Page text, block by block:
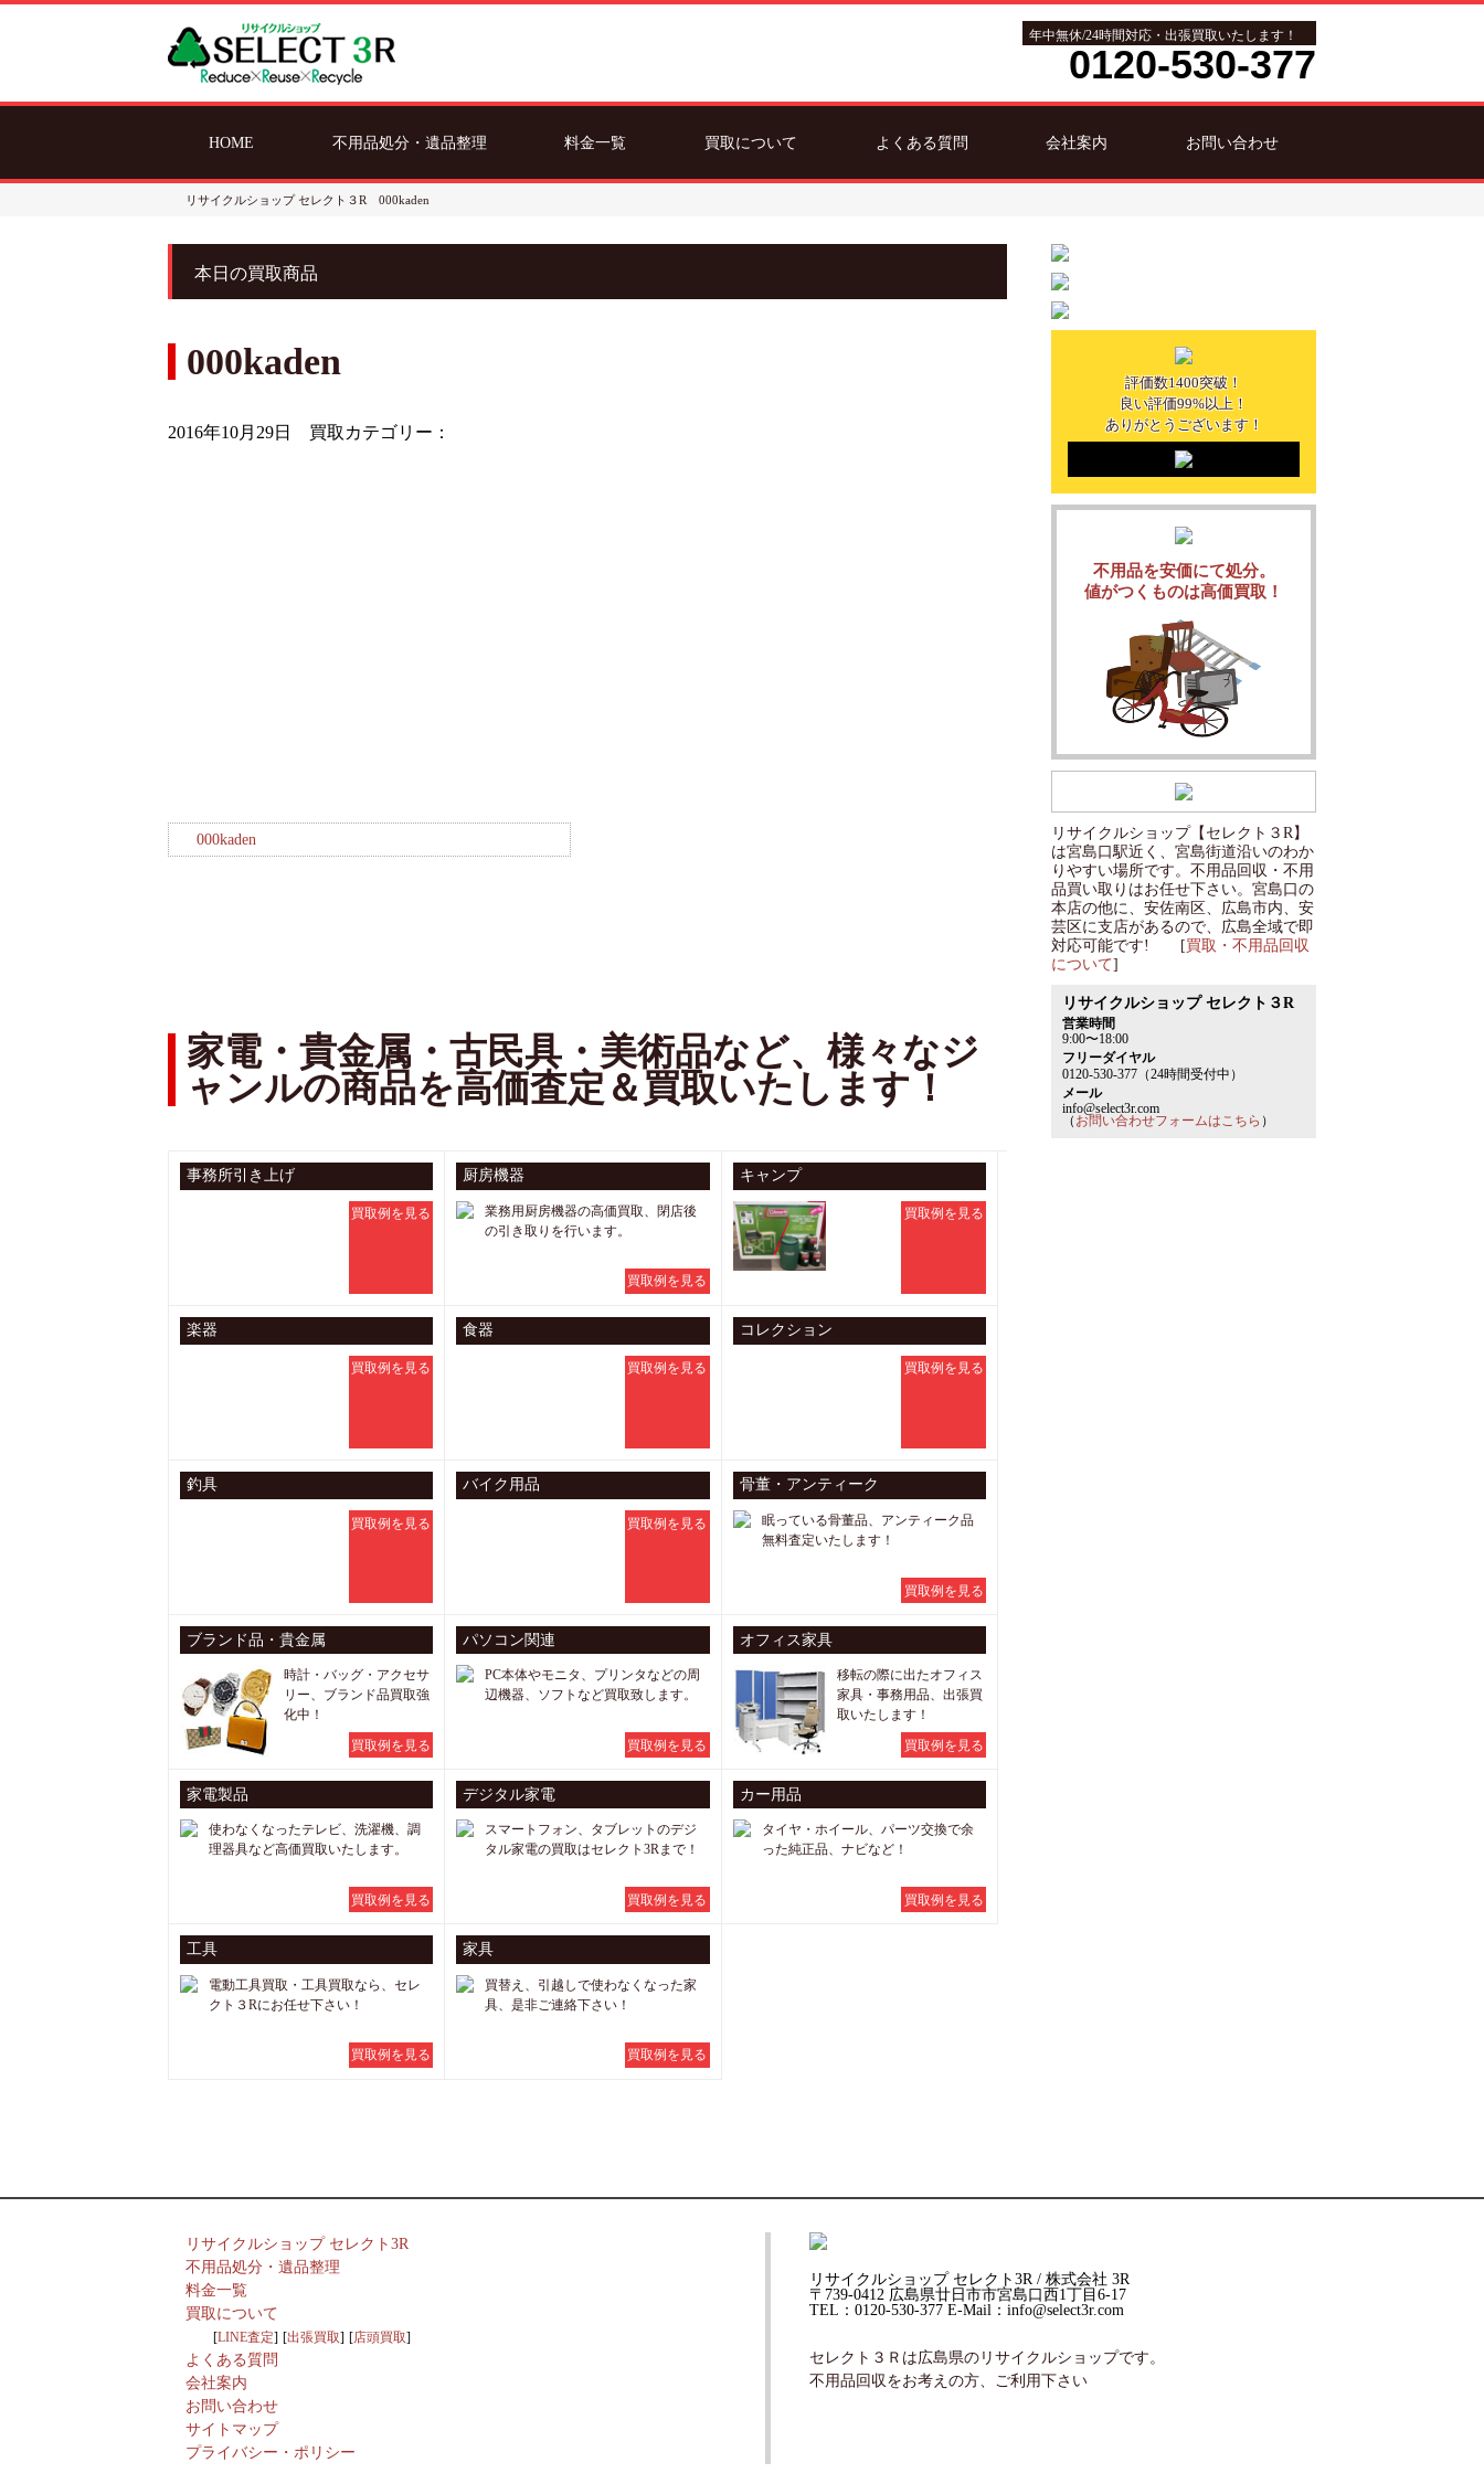
年中無休/24時間対応・出張買取いたします！
0120-530-377
HOME 不用品処分・遺品整理 料金一覧 買取について よくある質問 会社案内 お問い合わせ
リサイクルショップ セレクト３R 000kaden
本日の買取商品
000kaden
2016年10月29日 買取カテゴリー：
000kaden
家電・貴金属・古民具・美術品など、様々なジ
ャンルの商品を高価査定＆買取いたします！
事務所引き上げ
買取例を見る
厨房機器
業務用厨房機器の高価買取、閉店後
の引き取りを行います。
買取例を見る
キャンプ
買取例を見る
楽器
買取例を見る
食器
買取例を見る
コレクション
買取例を見る
釣具
買取例を見る
バイク用品
買取例を見る
骨董・アンティーク
眠っている骨董品、アンティーク品
無料査定いたします！
買取例を見る
ブランド品・貴金属
時計・バッグ・アクセサ
リー、ブランド品買取強
化中！
買取例を見る
パソコン関連
PC本体やモニタ、プリンタなどの周
辺機器、ソフトなど買取致します。
買取例を見る
オフィス家具
移転の際に出たオフィス
家具・事務用品、出張買
取いたします！
買取例を見る
家電製品
使わなくなったテレビ、洗濯機、調
理器具など高価買取いたします。
買取例を見る
デジタル家電
スマートフォン、タブレットのデジ
タル家電の買取はセレクト3Rまで！
買取例を見る
カー用品
タイヤ・ホイール、パーツ交換で余
った純正品、ナビなど！
買取例を見る
工具
電動工具買取・工具買取なら、セレ
クト３Rにお任せ下さい！
買取例を見る
家具
買替え、引越しで使わなくなった家
具、是非ご連絡下さい！
買取例を見る
評価数1400突破！
良い評価99%以上！
ありがとうございます！
不用品を安価にて処分。
値がつくものは高価買取！
リサイクルショップ【セレクト３R】
は宮島口駅近く、宮島街道沿いのわか
りやすい場所です。不用品回収・不用
品買い取りはお任せ下さい。宮島口の
本店の他に、安佐南区、広島市内、安
芸区に支店があるので、広島全域で即
対応可能です! [買取・不用品回収
について]
リサイクルショップ セレクト３R
営業時間
9:00〜18:00
フリーダイヤル
0120-530-377（24時間受付中）
メール
info@select3r.com
（ お問い合わせフォームはこちら ）
リサイクルショップ セレクト3R
不用品処分・遺品整理
料金一覧
買取について
LINE査定 出張買取 店頭買取
よくある質問
会社案内
お問い合わせ
サイトマップ
プライバシー・ポリシー
リサイクルショップ セレクト3R / 株式会社 3R
〒739-0412 広島県廿日市市宮島口西1丁目6-17
TEL：0120-530-377 E-Mail：info@select3r.com
セレクト３Ｒは広島県のリサイクルショップです。
不用品回収をお考えの方、ご利用下さい